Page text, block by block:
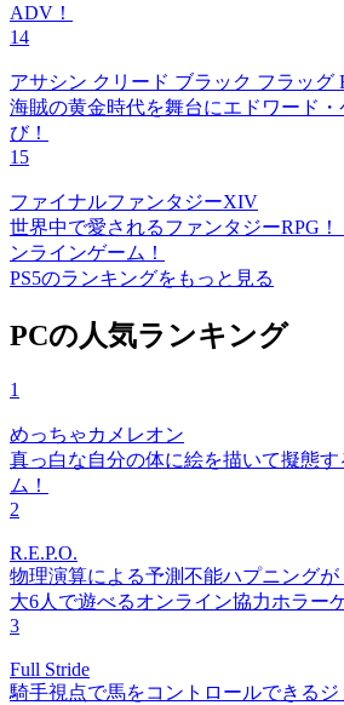
ADV！
14
アサシン クリード ブラック フラッグ
海賊の黄金時代を舞台にエドワード
び！
15
ファイナルファンタジーXIV
世界中で愛されるファンタジーRPG
ンラインゲーム！
PS5のランキングをもっと見る
PCの人気ランキング
1
めっちゃカメレオン
真っ白な自分の体に絵を描いて擬態
ム！
2
R.E.P.O.
物理演算による予測不能ハプニング
大6人で遊べるオンライン協力ホラー
3
Full Stride
騎手視点で馬をコントロールできる